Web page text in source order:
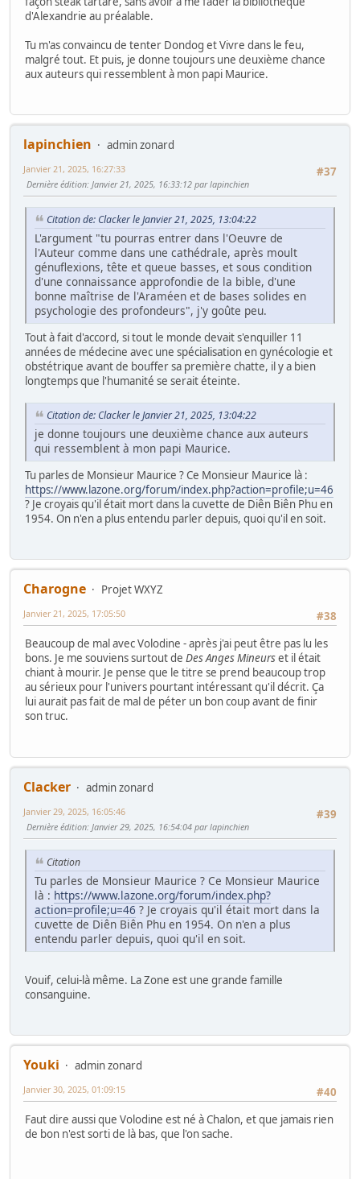
d'Alexandrie au préalable.
Tu m'as convaincu de tenter Dondog et Vivre dans le feu,
malgré tout. Et puis, je donne toujours une deuxième chance
aux auteurs qui ressemblent à mon papi Maurice.
lapinchien
admin zonard
#37
Janvier 21, 2025, 16:27:33
Dernière édition: Janvier 21, 2025, 16:33:12 par lapinchien
Citation de: Clacker le Janvier 21, 2025, 13:04:22
L'argument "tu pourras entrer dans l'Oeuvre de
l'Auteur comme dans une cathédrale, après moult
génuflexions, tête et queue basses, et sous condition
d'une connaissance approfondie de la bible, d'une
bonne maîtrise de l'Araméen et de bases solides en
psychologie des profondeurs", j'y goûte peu.
Tout à fait d'accord, si tout le monde devait s'enquiller 11
années de médecine avec une spécialisation en gynécologie et
obstétrique avant de bouffer sa première chatte, il y a bien
longtemps que l'humanité se serait éteinte.
Citation de: Clacker le Janvier 21, 2025, 13:04:22
je donne toujours une deuxième chance aux auteurs
qui ressemblent à mon papi Maurice.
Tu parles de Monsieur Maurice ? Ce Monsieur Maurice là :
https://www.lazone.org/forum/index.php?action=profile;u=46
? Je croyais qu'il était mort dans la cuvette de Diên Biên Phu en
1954. On n'en a plus entendu parler depuis, quoi qu'il en soit.
Charogne
Projet WXYZ
#38
Janvier 21, 2025, 17:05:50
Beaucoup de mal avec Volodine - après j'ai peut être pas lu les
bons. Je me souviens surtout de Des Anges Mineurset il était
chiant à mourir. Je pense que le titre se prend beaucoup trop
au sérieux pour l'univers pourtant intéressant qu'il décrit. Ça
lui aurait pas fait de mal de péter un bon coup avant de finir
son truc.
Clacker
admin zonard
#39
Janvier 29, 2025, 16:05:46
Dernière édition: Janvier 29, 2025, 16:54:04 par lapinchien
Citation
Tu parles de Monsieur Maurice ? Ce Monsieur Maurice
là : https://www.lazone.org/forum/index.php?
action=profile;u=46 ? Je croyais qu'il était mort dans la
cuvette de Diên Biên Phu en 1954. On n'en a plus
entendu parler depuis, quoi qu'il en soit.
Vouif, celui-là même. La Zone est une grande famille
consanguine.
Youki
admin zonard
#40
Janvier 30, 2025, 01:09:15
Faut dire aussi que Volodine est né à Chalon, et que jamais rien
de bon n'est sorti de là bas, que l'on sache.